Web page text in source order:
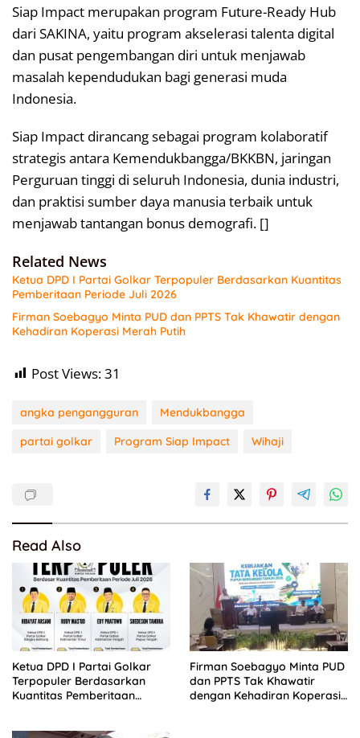
Siap Impact merupakan program Future-Ready Hub
dari SAKINA, yaitu program akselerasi talenta digital
dan pusat pengembangan diri untuk menjawab
masalah kependudukan bagi generasi muda
Indonesia.
Siap Impact dirancang sebagai program kolaboratif
strategis antara Kemendukbangga/BKKBN, jaringan
Perguruan tinggi di seluruh Indonesia, dunia industri,
dan praktisi sumber daya manusia terbaik untuk
menjawab tantangan bonus demografi. []
Related News
Ketua DPD I Partai Golkar Terpopuler Berdasarkan Kuantitas
Pemberitaan Periode Juli 2026
Firman Soebagyo Minta PUD dan PPTS Tak Khawatir dengan
Kehadiran Koperasi Merah Putih
Post Views:31
angka pengangguran
Mendukbangga
partai golkar
Program Siap Impact Wihaji
Read Also
Ketua DPD I Partai Golkar
Terpopuler Berdasarkan
Kuantitas Pemberitaan
Firman Soebagyo Minta PUD
dan PPTS Tak Khawatir
dengan Kehadiran Koperasi